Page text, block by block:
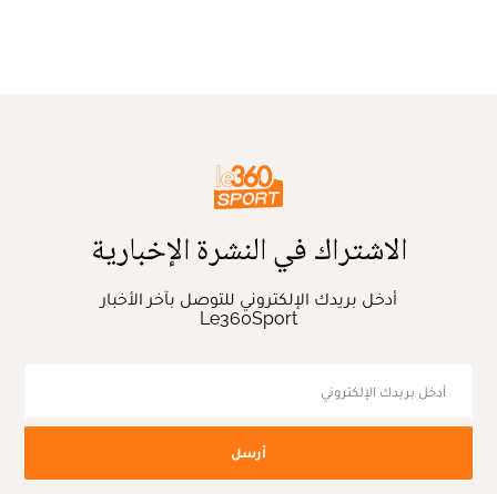
الاشتراك في النشرة الإخبارية
أدخل بريدك الإلكتروني للتوصل بآخر الأخبار
Le360Sport
أرسل